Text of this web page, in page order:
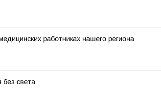
работниках нашего региона
без света